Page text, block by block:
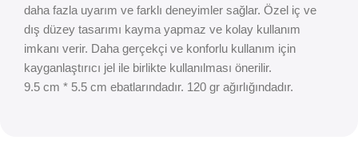
daha fazla uyarım ve farklı deneyimler sağlar. Özel iç ve
dış düzey tasarımı kayma yapmaz ve kolay kullanım
imkanı verir. Daha gerçekçi ve konforlu kullanım için
kayganlaştırıcı jel ile birlikte kullanılması önerilir.
9.5 cm * 5.5 cm ebatlarındadır. 120 gr ağırlığındadır.